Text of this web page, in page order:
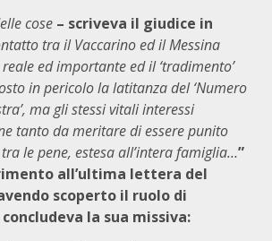
cose – scriveva il giudice in
tra il Vaccarino ed il Messina
ed importante ed il ‘tradimento’
in pericolo la latitanza del ‘Numero
ma gli stessi vitali interessi
tanto da meritare di essere punito
le pene, estesa all’intera famiglia…”
all’ultima lettera del
scoperto il ruolo di
la sua missiva: